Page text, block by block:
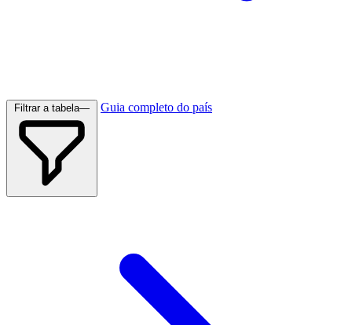
Filtrar a tabela— Guia completo do país